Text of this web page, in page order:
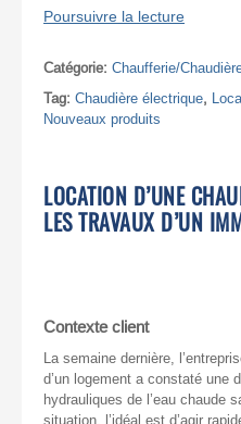
Poursuivre la lecture
Catégorie: Chaufferie/
Tag: Chaudière électrique,
Nouveaux produits
LOCATION D’UNE
LES TRAVAUX D’UN
Contexte client
La semaine dernière,
d’un logement a constaté une
hydrauliques de l’eau chaude
situation, l’idéal est d’agir